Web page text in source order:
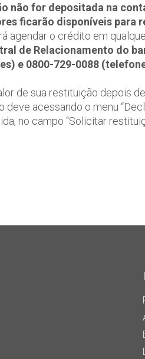
não for depositada na
ficarão disponíveis para
agendar o crédito em
de Relacionamento do
e 0800-729-0088
de sua restituição depois
deve acessando o menu
no campo “Solicitar